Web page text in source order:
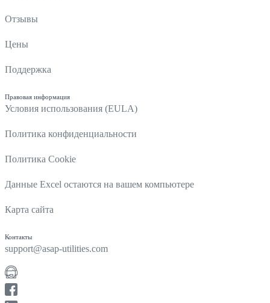
Отзывы
Цены
Поддержка
Правовая информация
Условия использования (EULA)
Политика конфиденциальности
Политика Cookie
Данные Excel остаются на вашем компьютере
Карта сайта
Контакты
support@asap-utilities.com